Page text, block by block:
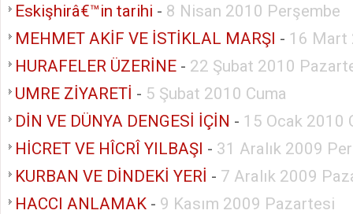
Eskişhirâ€™in tarihi - 8 Nisan 2010 Perşembe
MEHMET AKİF VE İSTİKLAL MARŞI - 16 Mart
HURAFELER ÜZERİNE - 22 Şubat 2010
UMRE ZİYARETİ - 5 Şubat 2010 Cuma
DİN VE DÜNYA DENGESİ İÇİN - 15 Ocak 2010
HİCRET VE HÎCRÎ YILBAŞI - 31 Aralık 2009
KURBAN VE DİNDEKİ YERİ - 7 Aralık 2009
HACCI ANLAMAK - 9 Kasım 2009 Pazartesi